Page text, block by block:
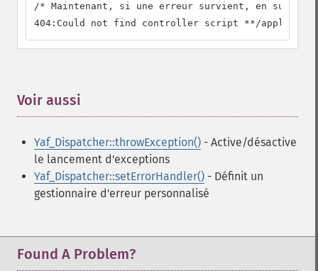
/* Maintenant, si une erreur survient, en
404:Could not find controller script **/
Voir aussi
Yaf_Dispatcher::throwException() - Active/désactive
le lancement d'exceptions
Yaf_Dispatcher::setErrorHandler() - Définit un
gestionnaire d'erreur personnalisé
Found A Problem?